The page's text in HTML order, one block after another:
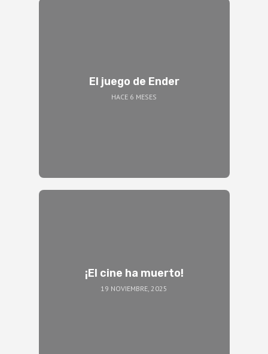
El juego de Ender
HACE 6 MESES
¡El cine ha muerto!
19 NOVIEMBRE, 2025